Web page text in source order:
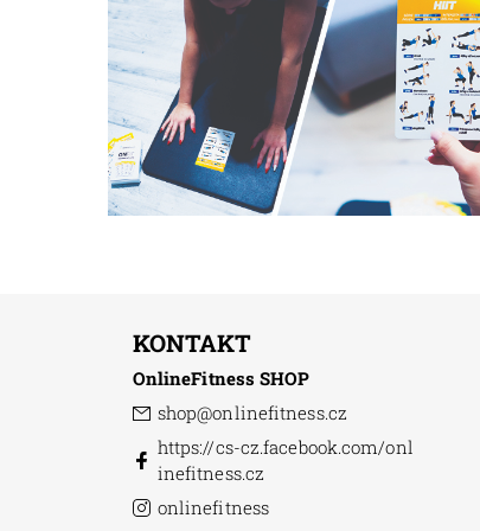
KONTAKT
OnlineFitness SHOP
shop@onlinefitness.cz
https://cs-cz.facebook.com/onl
inefitness.cz
onlinefitness